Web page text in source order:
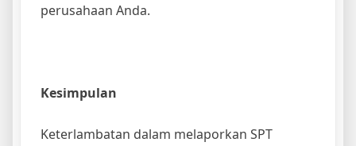
perusahaan Anda.
Kesimpulan
Keterlambatan dalam melaporkan SPT